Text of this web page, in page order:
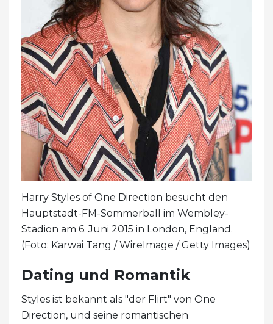
Harry Styles of One Direction besucht den
Hauptstadt-FM-Sommerball im Wembley-
Stadion am 6. Juni 2015 in London, England.
(Foto: Karwai Tang / WireImage / Getty Images)
Dating und Romantik
Styles ist bekannt als "der Flirt" von One
Direction, und seine romantischen